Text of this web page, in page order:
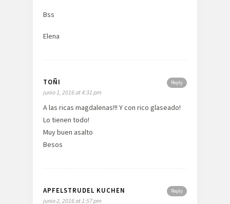
Bss
Elena
Reply
TOÑI
junio 1, 2016 at 4:31 pm
A las ricas magdalenas!!! Y con rico glaseado!
Lo tienen todo!
Muy buen asalto
Besos
Reply
APFELSTRUDEL KUCHEN
junio 2, 2016 at 1:57 pm